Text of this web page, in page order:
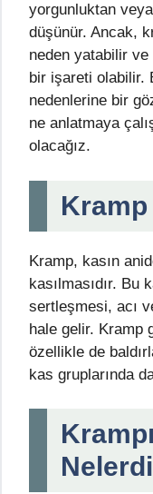
yorgunluktan
düşünür. Ancak,
neden yatabilir
bir işareti olabilir.
nedenlerine bir
ne anlatmaya
olacağız.
Kramp, kasın
kasılmasıdır. Bu
sertleşmesi, acı
hale gelir. Kramp
özellikle de
kas gruplarında